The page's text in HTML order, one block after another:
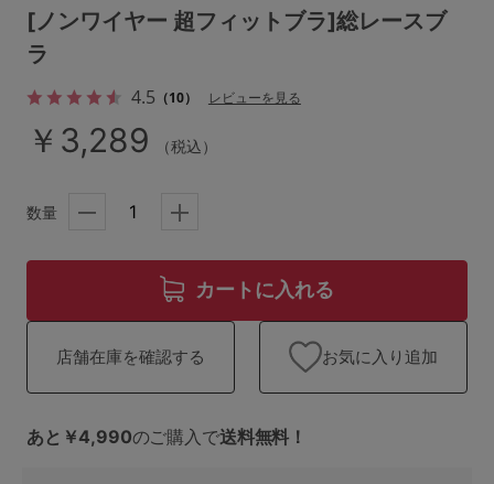
ランキング
高評価レビューアイテム
WEB限定アイテム
特集ページ
検索を閉じる
[ノンワイヤー 超フィットブラ]総レースブ
ラ
4.5 （10） レビューを見る
￥3,289 （税込）
数量
カートに入れる
店舗在庫を確認する お気に入り追加
あと￥4,990のご購入で送料無料！